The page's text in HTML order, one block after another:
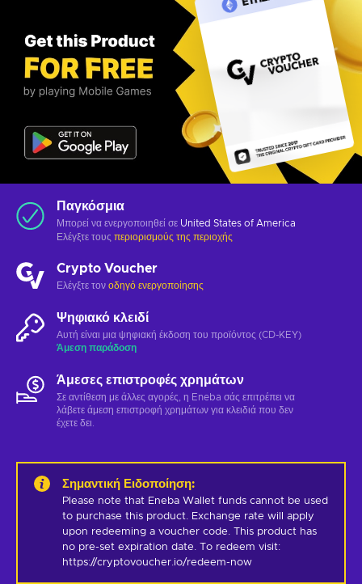
Παγκόσμια
Μπορεί να ενεργοποιηθεί σε United States of America
Ελέγξτε τους περιορισμούς της περιοχής
Crypto Voucher
Ελέγξτε τον οδηγό ενεργοποίησης
Ψηφιακό κλειδί
Αυτή είναι μια ψηφιακή έκδοση του προϊόντος (CD-KEY)
Άμεση παράδοση
Άμεσες επιστροφές χρημάτων
Σε αντίθεση με άλλες αγορές, η Eneba σάς επιτρέπει να
λάβετε άμεση επιστροφή χρημάτων για κλειδιά που δεν
έχετε δει.
Σημαντική Ειδοποίηση:
Please note that Eneba Wallet funds cannot be used
to purchase this product. Exchange rate will apply
upon redeeming a voucher code. This product has
no pre-set expiration date. To redeem visit:
https://cryptovoucher.io/redeem-now